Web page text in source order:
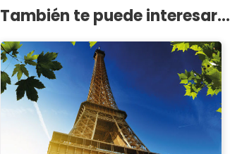
También te puede interesar...